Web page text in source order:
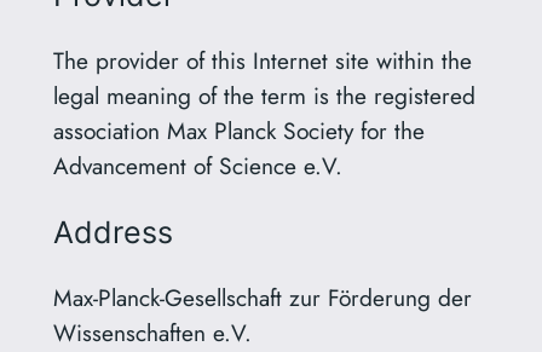
The provider of this Internet site within the
legal meaning of the term is the registered
association Max Planck Society for the
Advancement of Science e.V.
Address
Max-Planck-Gesellschaft zur Förderung der
Wissenschaften e.V.